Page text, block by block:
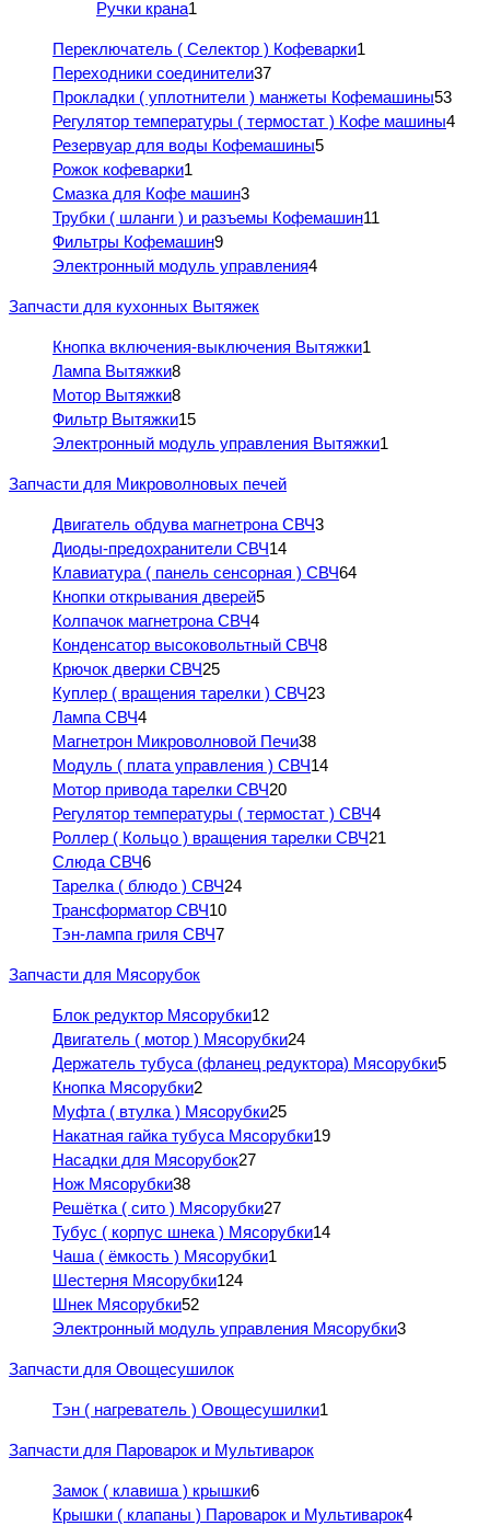
Ручки крана1
Переключатель ( Селектор ) Кофеварки1
Переходники соединители37
Прокладки ( уплотнители ) манжеты Кофемашины53
Регулятор температуры ( термостат ) Кофе машины4
Резервуар для воды Кофемашины5
Рожок кофеварки1
Смазка для Кофе машин3
Трубки ( шланги ) и разъемы Кофемашин11
Фильтры Кофемашин9
Электронный модуль управления4
Запчасти для кухонных Вытяжек
Кнопка включения-выключения Вытяжки1
Лампа Вытяжки8
Мотор Вытяжки8
Фильтр Вытяжки15
Электронный модуль управления Вытяжки1
Запчасти для Микроволновых печей
Двигатель обдува магнетрона СВЧ3
Диоды-предохранители СВЧ14
Клавиатура ( панель сенсорная ) СВЧ64
Кнопки открывания дверей5
Колпачок магнетрона СВЧ4
Конденсатор высоковольтный СВЧ8
Крючок дверки СВЧ25
Куплер ( вращения тарелки ) СВЧ23
Лампа СВЧ4
Магнетрон Микроволновой Печи38
Модуль ( плата управления ) СВЧ14
Мотор привода тарелки СВЧ20
Регулятор температуры ( термостат ) СВЧ4
Роллер ( Кольцо ) вращения тарелки СВЧ21
Слюда СВЧ6
Тарелка ( блюдо ) СВЧ24
Трансформатор СВЧ10
Тэн-лампа гриля СВЧ7
Запчасти для Мясорубок
Блок редуктор Мясорубки12
Двигатель ( мотор ) Мясорубки24
Держатель тубуса (фланец редуктора) Мясорубки5
Кнопка Мясорубки2
Муфта ( втулка ) Мясорубки25
Накатная гайка тубуса Мясорубки19
Насадки для Мясорубок27
Нож Мясорубки38
Решётка ( сито ) Мясорубки27
Тубус ( корпус шнека ) Мясорубки14
Чаша ( ёмкость ) Мясорубки1
Шестерня Мясорубки124
Шнек Мясорубки52
Электронный модуль управления Мясорубки3
Запчасти для Овощесушилок
Тэн ( нагреватель ) Овощесушилки1
Запчасти для Пароварок и Мультиварок
Замок ( клавиша ) крышки6
Крышки ( клапаны ) Пароварок и Мультиварок4